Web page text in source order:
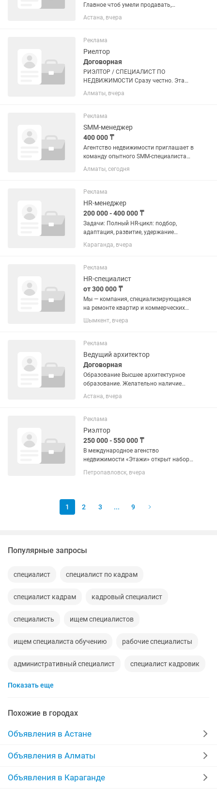
Главное чтоб умели продавать,
коммуникабельные,
стрессоустойчивые молодые люди,
недвижимости Я набираю свою
команду обучать буду...
Астана, вчера
Реклама
Риелтор
Договорная
РИЭЛТОР / СПЕЦИАЛИСТ ПО
НЕДВИЖИМОСТИ Сразу честно. Эта
работа не для всех. Но если ты хочешь
выйти на доход от 500 000 тг и выше —
Алматы, вчера
Реклама
SMM-менеджер
400 000 ₸
Агентство недвижимости приглашает в
команду опытного SMM-специалиста
для развития социальных сетей
компании и личного бренда эксперта в
Заработная плата: 400 000 тг...
Алматы, сегодня
Реклама
HR-менеджер
200 000 - 400 000 ₸
Задачи: Полный HR-цикл: подбор,
адаптация, развитие, удержание
привлечение, отбор и найм
сотрудников разработка и внедрение
персонала управление кадровыми
процессами...
Караганда, вчера
Реклама
HR-специалист
от 300 000 ₸
Мы — компания, специализирующаяся
на ремонте квартир и коммерческих
помещений под ключ. Сейчас мы
активно развиваемся, поэтому ищем
поможет сформировать сильную...
Шымкент, вчера
Реклама
Ведущий архитектор
Договорная
Образование Высшее архитектурное
образование. Желательно наличие
профессиональных сертификатов или
аттестации (при необходимости). Опыт
менее 5 лет. Опыт...
Астана, вчера
Реклама
Риэлтор
250 000 - 550 000 ₸
В международное агенство
недвижимости «Этажи» открыт набор
есть опыт в сфере недвижимости — это
Петропавловск, вчера
1 2 3 ... 9
Популярные запросы
специалист специалист по кадрам
специалист кадрам кадровый специалист
специалисть ищем специалистов
ищем специалиста обучению рабочие специалисты
административный специалист специалист кадровик
компания ищет специалистов
требуется специалист отдела кадров
it- специалисты требуются
специалист работе детьми
Показать еще
Похожие в городах
Объявления в Астане
Объявления в Алматы
Объявления в Караганде